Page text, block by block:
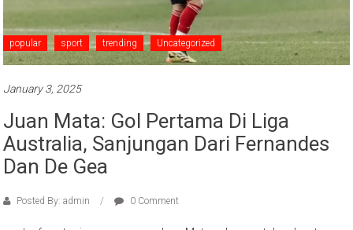
popular sport trending Uncategorized
January 3, 2025
Juan Mata: Gol Pertama Di Liga
Australia, Sanjungan Dari Fernandes
Dan De Gea
Posted By: admin 0 Comment